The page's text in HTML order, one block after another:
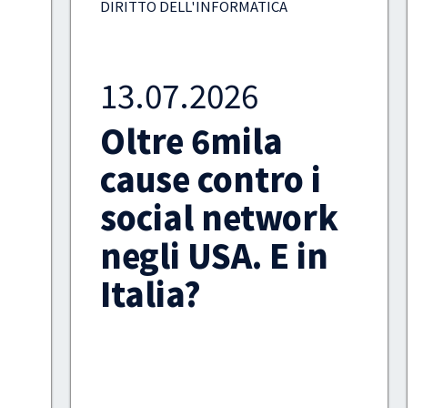
DIRITTO PENALE
07.07.2026
Video intimi
diffusi senza
consenso:
100mila euro
alla vittima